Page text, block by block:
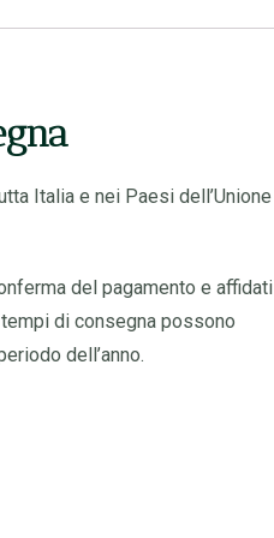
Italia e nei Paesi dell’Unione
del pagamento e affidati
di consegna possono
dell’anno.